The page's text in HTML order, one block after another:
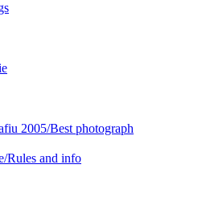
2005/Best photograph
Rules and info